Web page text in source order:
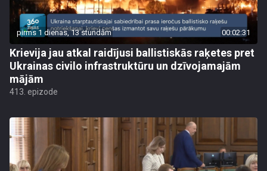
pirms 1 dienas, 13 stundām 00:02:31
Krievija jau atkal raidījusi ballistiskās raķetes pret
Ukrainas civilo infrastruktūru un dzīvojamajām
mājām
413. epizode